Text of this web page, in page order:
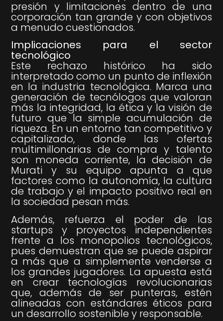
presión y limitaciones dentro de una
corporación tan grande y con objetivos
a menudo cuestionados.
Implicaciones para el sector
tecnológico
Este rechazo histórico ha sido
interpretado como un punto de inflexión
en la industria tecnológica. Marca una
generación de tecnólogos que valoran
más la integridad, la ética y la visión de
futuro que la simple acumulación de
riqueza. En un entorno tan competitivo y
capitalizado, donde las ofertas
multimillonarias de compra y talento
son moneda corriente, la decisión de
Murati y su equipo apunta a que
factores como la autonomía, la cultura
de trabajo y el impacto positivo real en
la sociedad pesan más.
Además, refuerza el poder de las
startups y proyectos independientes
frente a los monopolios tecnológicos,
pues demuestran que se puede aspirar
a más que a simplemente venderse a
los grandes jugadores. La apuesta está
en crear tecnologías revolucionarias
que, además de ser punteras, estén
alineadas con estándares éticos para
un desarrollo sostenible y responsable.